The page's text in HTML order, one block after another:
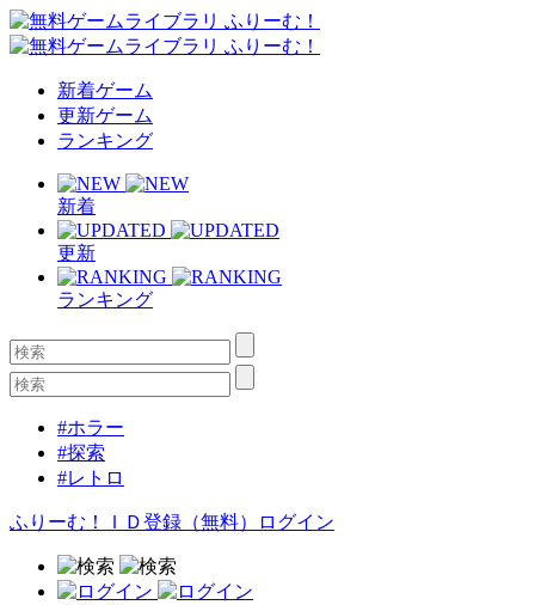
新着ゲーム
更新ゲーム
ランキング
新着
更新
ランキング
#ホラー
#探索
#レトロ
ふりーむ！ＩＤ登録（無料） ログイン